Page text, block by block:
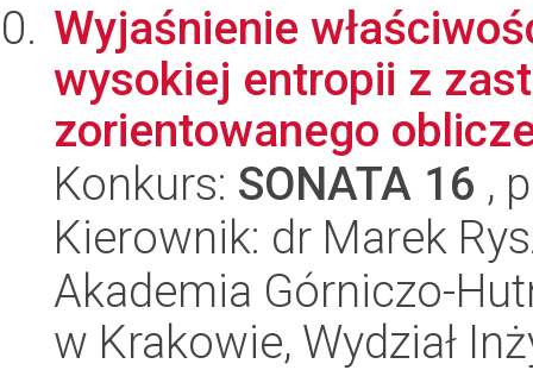
Wyjaśnienie
wysokiej entropii z
zorientowanego
Konkurs: SONATA 16 ,
Kierownik: dr Marek
Akademia Górniczo-
w Krakowie, Wydział